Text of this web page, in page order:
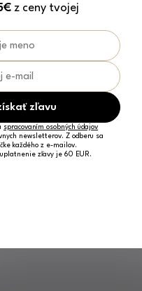
z ceny tvojej
zľavu
spracovaním osobných údajov
newsletterov. Z odberu sa
každého z e-mailov.
zľavy je 60 EUR.